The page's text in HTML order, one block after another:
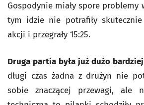
Gospodynie miały spore problemy
tym idzie nie potrafiły skutecznie
akcji i przegrały 15:25.
Druga partia była już dużo
długi czas żadna z drużyn nie
sobie znaczącej przewagi, ale